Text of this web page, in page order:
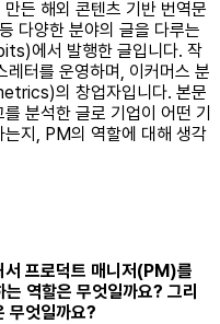
든 해외 콘텐츠 기반 번역문
다양한 분야의 글을 다루는
에서 발행한 글입니다. 작
터를 운영하며, 이커머스 분
의 창업자입니다. 본문
분석한 글로 기업이 어떤 기
지, PM의 역할에 대해 생각
서 프로덕트 매니저(PM)를
역할은 무엇일까요? 그리
무엇일까요?